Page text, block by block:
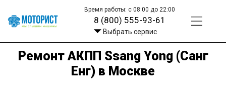
Время работы: с 08:00 до 22:00
8 (800) 555-93-61
Выбрать сервис
Ремонт АКПП Ssang Yong (Санг
Енг) в Москве